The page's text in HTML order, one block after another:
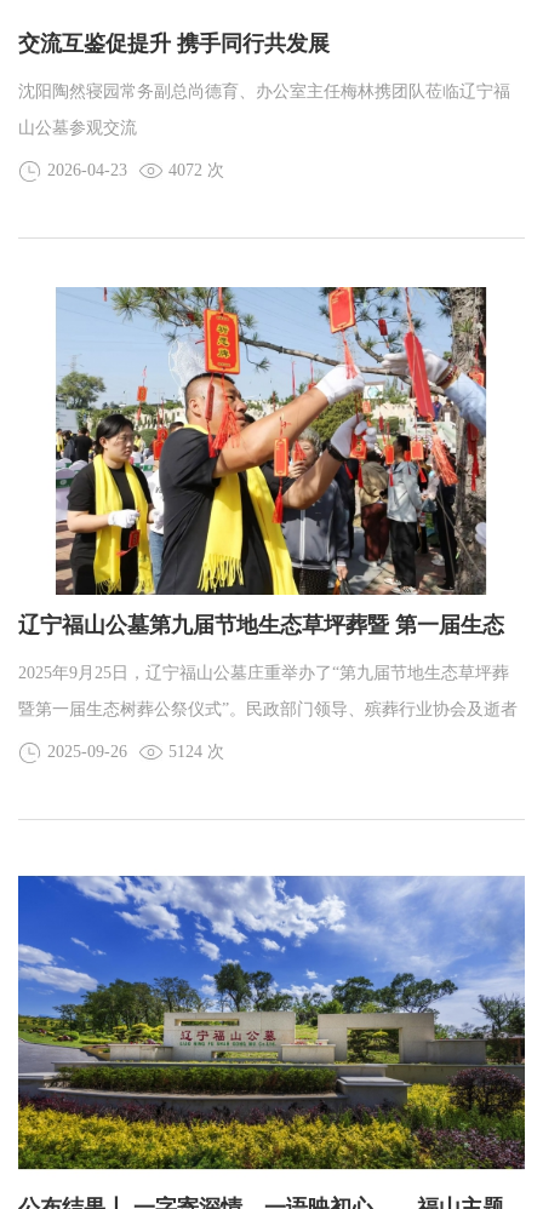
交流互鉴促提升 携手同行共发展
沈阳陶然寝园常务副总尚德育、办公室主任梅林携团队莅临辽宁福
山公墓参观交流
2026-04-23 4072 次
辽宁福山公墓第九届节地生态草坪葬暨 第一届生态
树葬公祭仪式
2025年9月25日，辽宁福山公墓庄重举办了“第九届节地生态草坪葬
暨第一届生态树葬公祭仪式”。民政部门领导、殡葬行业协会及逝者
家属共同参与此次活动，以绿色简约而不失庄严的方式，送别逝
2025-09-26 5124 次